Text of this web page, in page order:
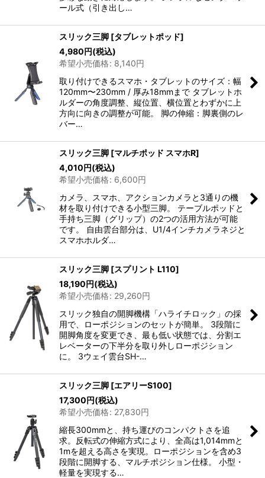
ール式（引き出し…
スリック三脚 [タブレットポッド]
4,980円(税込)
希望小売価格: 8,140円
取り付けできるスマホ・タブレットのサイズ：幅
120mm〜230mm / 厚み18mmまで タブレットホ
ルダーの角度調整、縦位置、横位置とわずかに上
方向に向きの調整が可能。 脚の伸縮：脚裏側のレ
バー…
スリック三脚 [マルチポッド スマホR]
4,010円(税込)
希望小売価格: 6,600円
カメラ、スマホ、アクションカメラと3通りの機
材を取り付けできる小型三脚。 テーブルポッドと
手持ち三脚（グリップ）の2つの活用方法が可能
です。 自由雲台部分は、U1/4インチカメラネジと
スマホホルダ…
スリック三脚 [スプリント L110]
18,190円(税込)
希望小売価格: 29,260円
スリック独自の開脚機構「ハライチロック」の採
用で、ローポジションのセットが簡単。 3段階に
開脚角度を変更でき、最も低い状態では、分割エ
レベーターの下半分を取り外しローポジション
に。 3ウェイ雲台SH-…
スリック三脚 [エアリーS100]
17,300円(税込)
希望小売価格: 27,830円
縮長300mmと、持ち運びのコンパクトさを追
求。反転式の伸縮方式により、全高は1,014mmと
1mを超える高さを実現。ローポジションを含め3
段階に開脚する、マルチポジション仕様。 小型・
軽量を実現する…